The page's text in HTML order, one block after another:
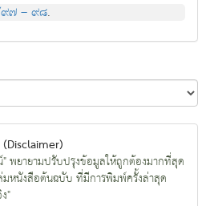
๗ – ๙๘.
พยายามปรับปรุงข้อมูลให้ถูกต้องมากที่สุด
หนังสือต้นฉบับ ที่มีการพิมพ์ครั้งล่าสุด
"